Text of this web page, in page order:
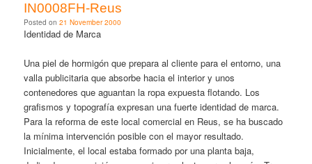
IN0008FH-Reus
Posted on21 November 2000
Identidad de Marca
Una piel de hormigón que prepara al cliente para el entorno, una
valla publicitaria que absorbe hacia el interior y unos
contenedores que aguantan la ropa expuesta flotando. Los
grafismos y topografía expresan una fuerte identidad de marca.
Para la reforma de este local comercial en Reus, se ha buscado
la mínima intervención posible con el mayor resultado.
Inicialmente, el local estaba formado por una planta baja,